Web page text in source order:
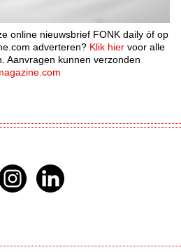
online nieuwsbrief FONK daily óf op
adverteren? Klik hier voor alle
Aanvragen kunnen verzonden